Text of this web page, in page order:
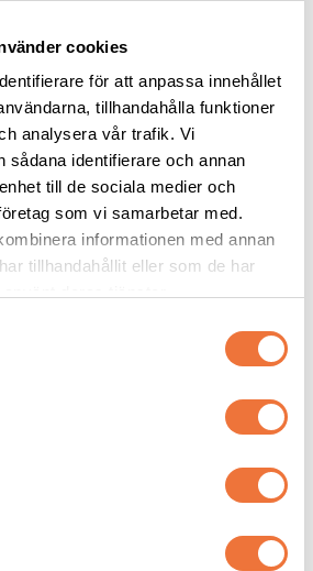
cookies
för att anpassa innehållet
tillhandahålla funktioner
analysera vår trafik. Vi
sådana identifierare och annan
till de sociala medier och
som vi samarbetar med.
informationen med annan
tillhandahållit eller som de har
Torkat hundgodis utan tillsatser, ursprung EU
Dogman bajspåsar
med knythandtag 50-
pack - Lila
22,5 x 28 cm
29kr